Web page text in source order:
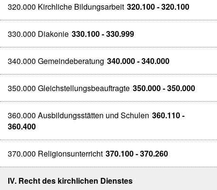
320.000 Kirchliche Bildungsarbeit 320.100 - 320.100
330.000 Diakonie 330.100 - 330.999
340.000 Gemeindeberatung 340.000 - 340.000
350.000 Gleichstellungsbeauftragte 350.000 - 350.000
360.000 Ausbildungsstätten und Schulen 360.110 -
360.400
370.000 Religionsunterricht 370.100 - 370.260
IV. Recht des kirchlichen Dienstes